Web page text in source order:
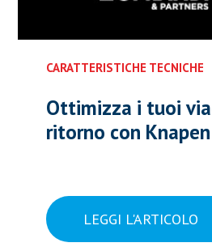
CARATTERISTICHE TECNICHE
Ottimizza i tuoi
ritorno con Knapen
LEGGI L'ARTICOLO